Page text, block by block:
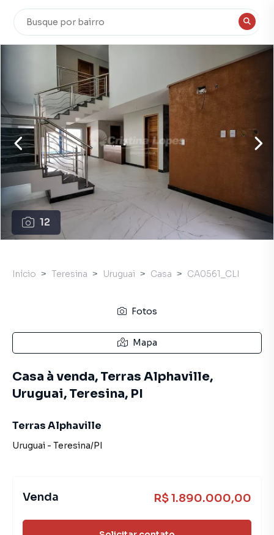
12
Início Teresina Uruguai Casa CA0561_CLI
Fotos
Mapa
Casa à venda, Terras Alphaville,
Uruguai, Teresina, PI
Terras Alphaville
Uruguai - Teresina/PI
Venda R$ 1.890.000,00